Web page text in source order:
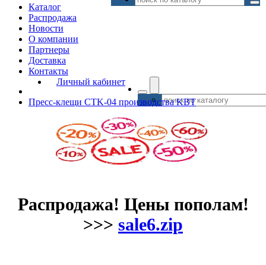
Каталог
Распродажа
Новости
О компании
Партнеры
Доставка
Контакты
Личный кабинет
Пресс-клещи CTK-04 производства KBT
Распродажа! Цены пополам!
>>> sale6.zip